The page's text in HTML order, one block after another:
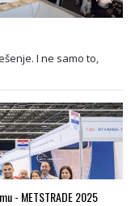
I ne samo to,
- METSTRADE 2025